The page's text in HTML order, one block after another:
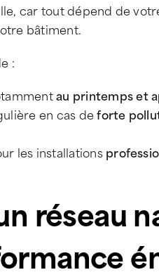
car tout dépend de
bâtiment.
:
au printemps et
en cas deforte
les installations
réseau